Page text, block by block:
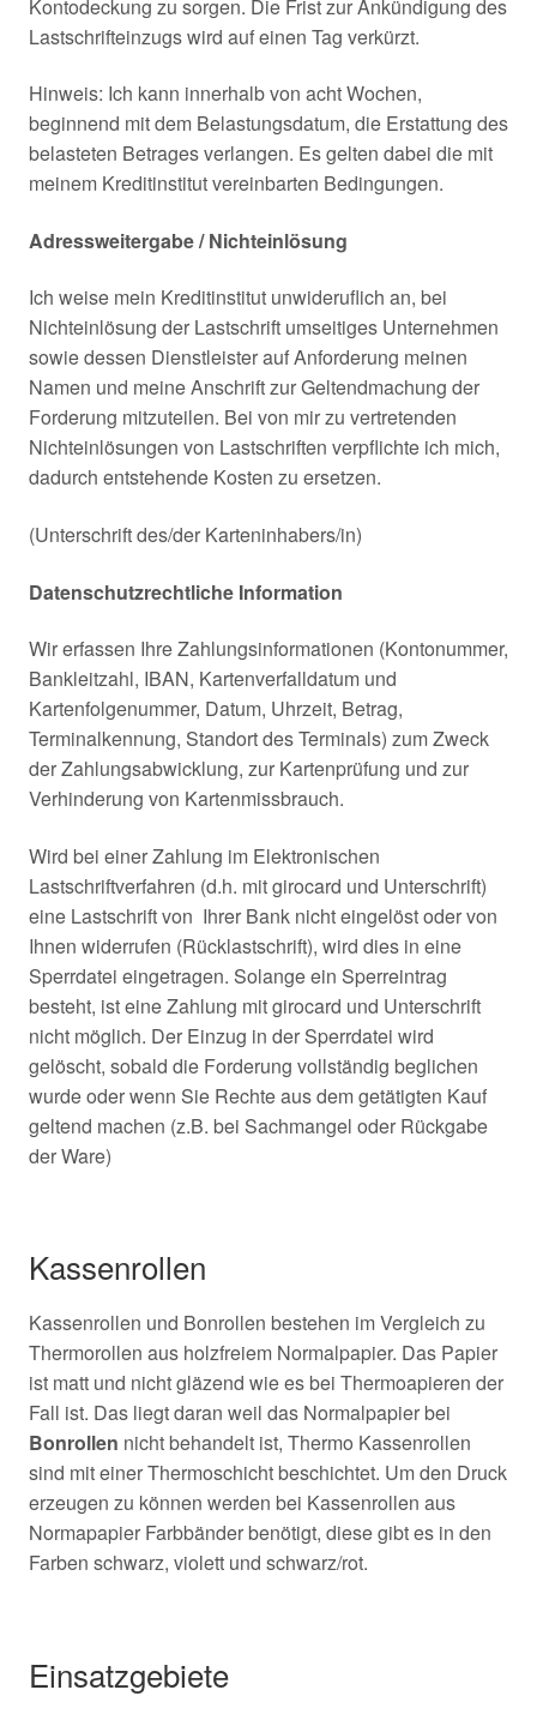
Kontodeckung zu sorgen. Die Frist zur Ankündigung des
Lastschrifteinzugs wird auf einen Tag verkürzt.
Hinweis: Ich kann innerhalb von acht Wochen,
beginnend mit dem Belastungsdatum, die Erstattung des
belasteten Betrages verlangen. Es gelten dabei die mit
meinem Kreditinstitut vereinbarten Bedingungen.
Adressweitergabe / Nichteinlösung
Ich weise mein Kreditinstitut unwideruflich an, bei
Nichteinlösung der Lastschrift umseitiges Unternehmen
sowie dessen Dienstleister auf Anforderung meinen
Namen und meine Anschrift zur Geltendmachung der
Forderung mitzuteilen. Bei von mir zu vertretenden
Nichteinlösungen von Lastschriften verpflichte ich mich,
dadurch entstehende Kosten zu ersetzen.
(Unterschrift des/der Karteninhabers/in)
Datenschutzrechtliche Information
Wir erfassen Ihre Zahlungsinformationen (Kontonummer,
Bankleitzahl, IBAN, Kartenverfalldatum und
Kartenfolgenummer, Datum, Uhrzeit, Betrag,
Terminalkennung, Standort des Terminals) zum Zweck
der Zahlungsabwicklung, zur Kartenprüfung und zur
Verhinderung von Kartenmissbrauch.
Wird bei einer Zahlung im Elektronischen
Lastschriftverfahren (d.h. mit girocard und Unterschrift)
eine Lastschrift von Ihrer Bank nicht eingelöst oder von
Ihnen widerrufen (Rücklastschrift), wird dies in eine
Sperrdatei eingetragen. Solange ein Sperreintrag
besteht, ist eine Zahlung mit girocard und Unterschrift
nicht möglich. Der Einzug in der Sperrdatei wird
gelöscht, sobald die Forderung vollständig beglichen
wurde oder wenn Sie Rechte aus dem getätigten Kauf
geltend machen (z.B. bei Sachmangel oder Rückgabe
der Ware)
Kassenrollen
Kassenrollen und Bonrollen bestehen im Vergleich zu
Thermorollen aus holzfreiem Normalpapier. Das Papier
ist matt und nicht gläzend wie es bei Thermoapieren der
Fall ist. Das liegt daran weil das Normalpapier bei
Bonrollen nicht behandelt ist, Thermo Kassenrollen
sind mit einer Thermoschicht beschichtet. Um den Druck
erzeugen zu können werden bei Kassenrollen aus
Normapapier Farbbänder benötigt, diese gibt es in den
Farben schwarz, violett und schwarz/rot.
Einsatzgebiete